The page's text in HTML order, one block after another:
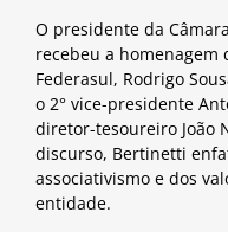
O presidente da
recebeu a homenagem
Federasul, Rodrigo
o 2° vice-presidente
diretor-tesoureiro João
discurso, Bertinetti
associativismo e dos
entidade.